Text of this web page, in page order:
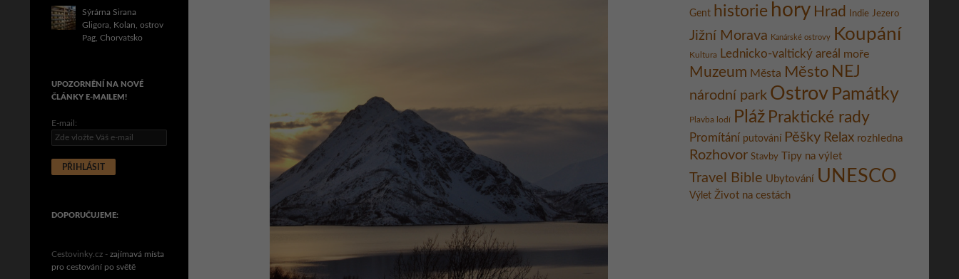
Gent historie hory Hrad Indie Jezero
Jižní Morava Kanárské ostrovy Koupání
Kultura Lednicko-valtický areál moře
Muzeum Města Město NEJ
národní park Ostrov Památky
Plavba lodí Pláž Praktické rady
Promítání putování Pěšky Relax rozhledna
Rozhovor Stavby Tipy na výlet
Travel Bible Ubytování UNESCO
Výlet Život na cestách
Sýrárna Sirana
Gligora, Kolan, ostrov
Pag, Chorvatsko
UPOZORNĚNÍ NA NOVÉ
ČLÁNKY E-MAILEM!
E-mail:
DOPORUČUJEME:
Cestovinky.cz - zajímavá místa
pro cestování po světě